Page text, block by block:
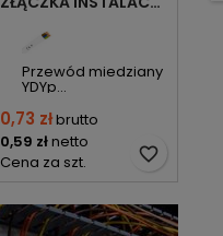
Przewód miedziany
YDYp...
0,73 złbrutto
0,59 złnetto
Cena za szt.
favorite_border